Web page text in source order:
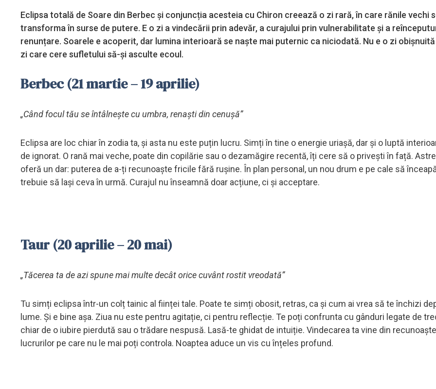
Eclipsa totală de Soare din Berbec și conjuncția acesteia cu Chiron creează o zi rară, în care rănile vechi
transforma în surse de putere. E o zi a vindecării prin adevăr, a curajului prin vulnerabilitate și a
renunțare. Soarele e acoperit, dar lumina interioară se naște mai puternic ca niciodată. Nu e o zi
zi care cere sufletului să-și asculte ecoul.
Berbec (21 martie – 19 aprilie)
„Când focul tău se întâlnește cu umbra, renaști din cenușă”
Eclipsa are loc chiar în zodia ta, și asta nu este puțin lucru. Simți în tine o energie uriașă, dar și o luptă
de ignorat. O rană mai veche, poate din copilărie sau o dezamăgire recentă, îți cere să o privești în față.
oferă un dar: puterea de a-ți recunoaște fricile fără rușine. În plan personal, un nou drum e pe cale să
trebuie să lași ceva în urmă. Curajul nu înseamnă doar acțiune, ci și acceptare.
Taur (20 aprilie – 20 mai)
„Tăcerea ta de azi spune mai multe decât orice cuvânt rostit vreodată”
Tu simți eclipsa într-un colț tainic al ființei tale. Poate te simți obosit, retras, ca și cum ai vrea să te închizi
lume. Și e bine așa. Ziua nu este pentru agitație, ci pentru reflecție. Te poți confrunta cu gânduri legate de
chiar de o iubire pierdută sau o trădare nespusă. Lasă-te ghidat de intuiție. Vindecarea ta vine din
lucrurilor pe care nu le mai poți controla. Noaptea aduce un vis cu înțeles profund.